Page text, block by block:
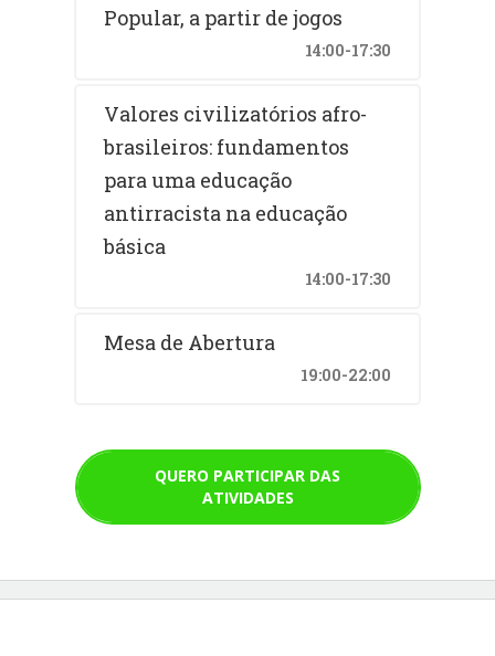
Popular, a partir de jogos
14:00-17:30
Valores civilizatórios afro-
brasileiros: fundamentos
para uma educação
antirracista na educação
básica
14:00-17:30
Mesa de Abertura
19:00-22:00
QUERO PARTICIPAR DAS
ATIVIDADES